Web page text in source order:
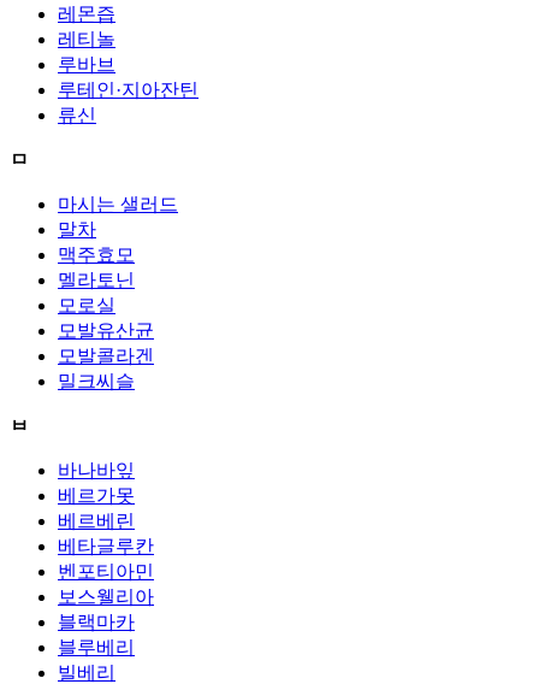
레몬즙
레티놀
루바브
루테인·지아잔틴
류신
ㅁ
마시는 샐러드
말차
맥주효모
멜라토닌
모로실
모발유산균
모발콜라겐
밀크씨슬
ㅂ
바나바잎
베르가못
베르베린
베타글루칸
벤포티아민
보스웰리아
블랙마카
블루베리
빌베리